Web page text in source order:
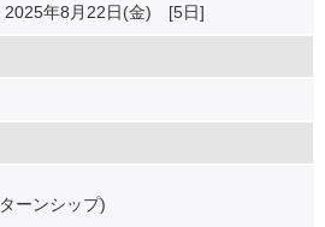
年8月22日(金) [5日]
ーンシップ)